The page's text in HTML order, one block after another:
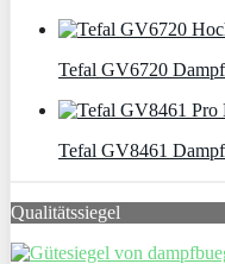
Tefal GV6720
Tefal GV8461
Qualitätssiegel